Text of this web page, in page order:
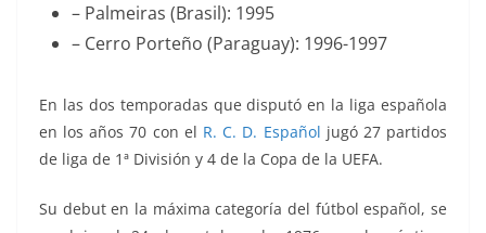
– Palmeiras (Brasil): 1995
– Cerro Porteño (Paraguay): 1996-1997
En las dos temporadas que disputó en la liga española
en los años 70 con el R. C. D. Español jugó 27 partidos
de liga de 1ª División y 4 de la Copa de la UEFA.
Su debut en la máxima categoría del fútbol español, se